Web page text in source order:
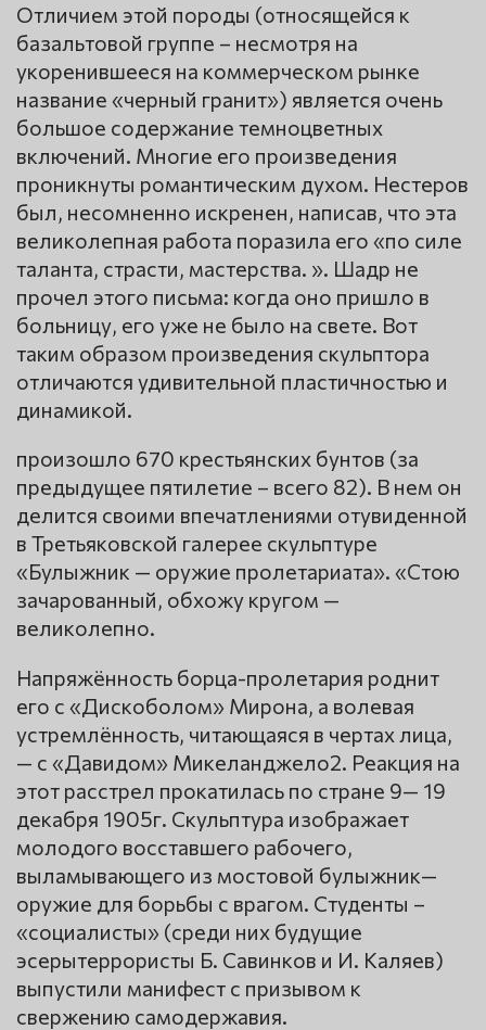
Отличием этой породы (относящейся к
базальтовой группе – несмотря на
укоренившееся на коммерческом рынке
название «черный гранит») является очень
большое содержание темноцветных
включений. Многие его произведения
проникнуты романтическим духом. Нестеров
был, несомненно искренен, написав, что эта
великолепная работа поразила его «по силе
таланта, страсти, мастерства. ». Шадр не
прочел этого письма: когда оно пришло в
больницу, его уже не было на свете. Вот
таким образом произведения скульптора
отличаются удивительной пластичностью и
динамикой.
произошло 670 крестьянских бунтов (за
предыдущее пятилетие – всего 82). В нем он
делится своими впечатлениями отувиденной
в Третьяковской галерее скульптуре
«Булыжник — оружие пролетариата». «Стою
зачарованный, обхожу кругом —
великолепно.
Напряжённость борца-пролетария роднит
его с «Дискоболом» Мирона, а волевая
устремлённость, читающаяся в чертах лица,
— с «Давидом» Микеланджело2. Реакция на
этот расстрел прокатилась по стране 9— 19
декабря 1905г. Скульптура изображает
молодого восставшего рабочего,
выламывающего из мостовой булыжник—
оружие для борьбы с врагом. Студенты –
«социалисты» (среди них будущие
эсерытеррористы Б. Савинков и И. Каляев)
выпустили манифест с призывом к
свержению самодержавия.